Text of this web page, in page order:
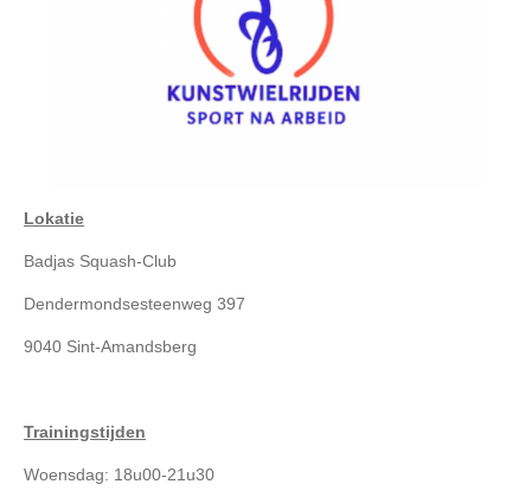
Lokatie
Badjas Squash-Club
Dendermondsesteenweg 397
9040 Sint-Amandsberg
Trainingstijden
Woensdag: 18u00-21u30